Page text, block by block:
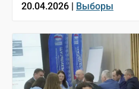
20.04.2026 | Выборы